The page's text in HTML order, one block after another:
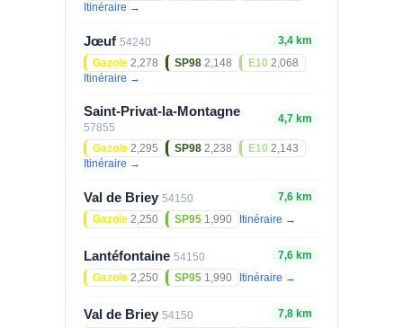
Itinéraire →
Jœuf 54240
3,4 km
Gazole 2,278 SP98 2,148 E10 2,068
Itinéraire →
Saint-Privat-la-Montagne
57855
4,7 km
Gazole 2,295 SP98 2,238 E10 2,143
Itinéraire →
Val de Briey 54150
7,6 km
Gazole 2,250 SP95 1,990 Itinéraire →
Lantéfontaine 54150
7,6 km
Gazole 2,250 SP95 1,990 Itinéraire →
Val de Briey 54150
7,8 km